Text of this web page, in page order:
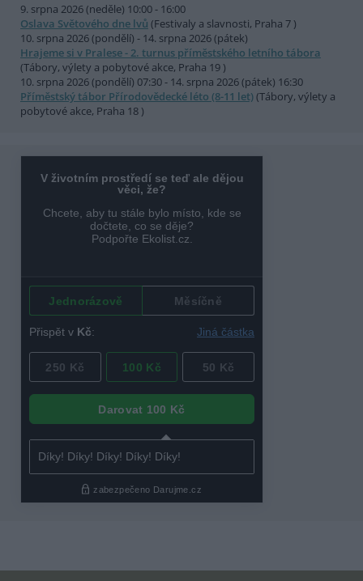
9. srpna 2026 (neděle) 10:00 - 16:00
Oslava Světového dne lvů (Festivaly a slavnosti, Praha 7 )
10. srpna 2026 (pondělí) - 14. srpna 2026 (pátek)
Hrajeme si v Pralese - 2. turnus příměstského letního tábora
(Tábory, výlety a pobytové akce, Praha 19 )
10. srpna 2026 (pondělí) 07:30 - 14. srpna 2026 (pátek) 16:30
Příměstský tábor Přírodovědecké léto (8-11 let)(Tábory, výlety a
pobytové akce, Praha 18 )